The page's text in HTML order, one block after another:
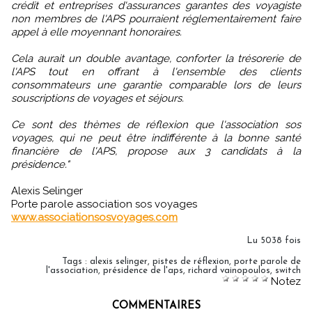
crédit et entreprises d'assurances garantes des voyagiste
non membres de l'APS pourraient réglementairement faire
appel à elle moyennant honoraires.
Cela aurait un double avantage, conforter la trésorerie de
l'APS tout en offrant à l'ensemble des clients
consommateurs une garantie comparable lors de leurs
souscriptions de voyages et séjours.
Ce sont des thèmes de réflexion que l'association sos
voyages, qui ne peut être indifférente à la bonne santé
financière de l'APS, propose aux 3 candidats à la
présidence."
Alexis Selinger
Porte parole association sos voyages
www.associationsosvoyages.com
Lu 5038 fois
Tags : alexis selinger pistes de réflexion
porte parole de
l'association
présidence de l'aps richard vainopoulos switch
Notez
COMMENTAIRES